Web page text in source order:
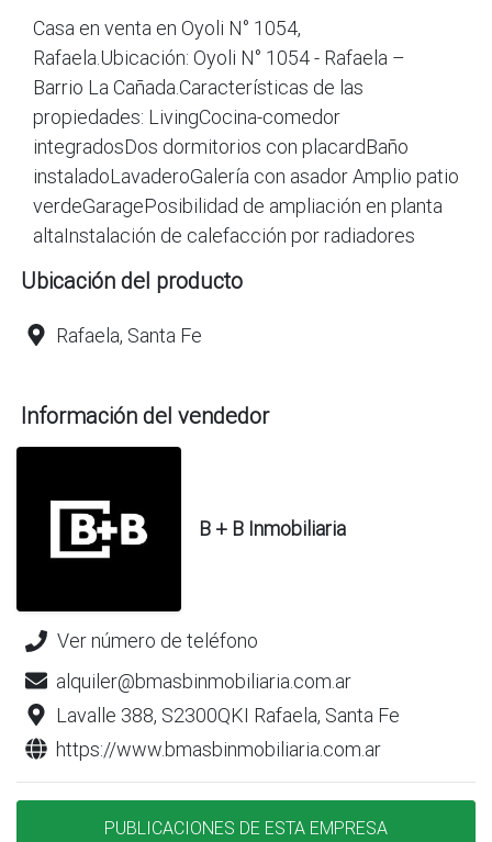
Casa en venta en Oyoli N° 1054,
Rafaela.Ubicación: Oyoli N° 1054 - Rafaela –
Barrio La Cañada.Características de las
propiedades: LivingCocina-comedor
integradosDos dormitorios con placardBaño
instaladoLavaderoGalería con asador Amplio patio
verdeGaragePosibilidad de ampliación en planta
Ubicación del producto
Rafaela, Santa Fe
Información del vendedor
B + B Inmobiliaria
Ver número de teléfono
alquiler@bmasbinmobiliaria.com.ar
Lavalle 388, S2300QKI Rafaela, Santa Fe
https://www.bmasbinmobiliaria.com.ar
PUBLICACIONES DE ESTA EMPRESA